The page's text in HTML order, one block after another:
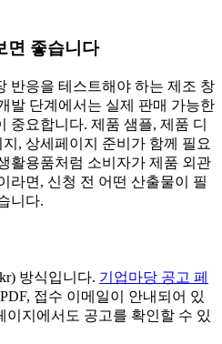
면 좋습니다
반응을 테스트해야 하는 제조 창
발 단계에서는 실제 판매 가능한
중요합니다. 제품 샘플, 제품 디
, 상세페이지 준비가 함께 필요
활용품처럼 소비자가 제품 외관
라면, 신청 전 어떤 산출물이 필
니다.
) 방식입니다. 기업마당 공고 페
접수 이메일이 안내되어 있
지에서도 공고를 확인할 수 있